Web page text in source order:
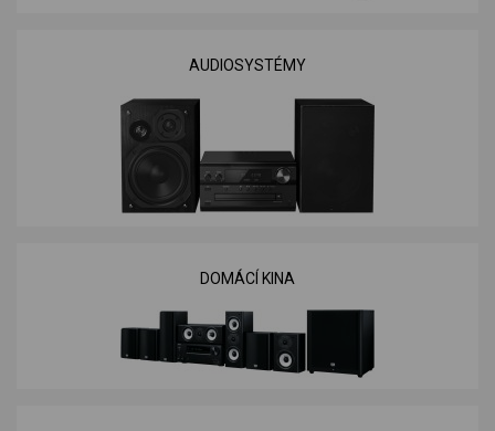
AUDIOSYSTÉMY
DOMÁCÍ KINA